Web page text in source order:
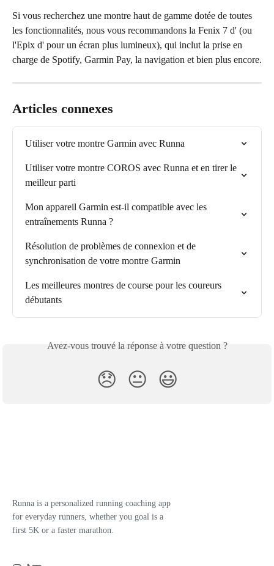
Si vous recherchez une montre haut de gamme dotée de toutes
les fonctionnalités, nous vous recommandons la Fenix 7 d' (ou
l'Epix d' pour un écran plus lumineux), qui inclut la prise en
charge de Spotify, Garmin Pay, la navigation et bien plus encore.
Articles connexes
Utiliser votre montre Garmin avec Runna
Utiliser votre montre COROS avec Runna et en tirer le
meilleur parti
Mon appareil Garmin est-il compatible avec les
entraînements Runna ?
Résolution de problèmes de connexion et de
synchronisation de votre montre Garmin
Les meilleures montres de course pour les coureurs
débutants
Avez-vous trouvé la réponse à votre question ?
😞 😐 😃
Runna is a personalized running coaching app
for everyday runners, whether you goal is a
first 5K or a faster marathon.